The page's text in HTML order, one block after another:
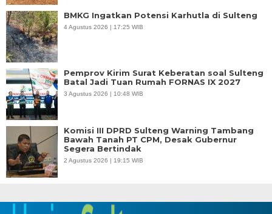
BMKG Ingatkan Potensi Karhutla di Sulteng
4 Agustus 2026 | 17:25 WIB
Pemprov Kirim Surat Keberatan soal Sulteng
Batal Jadi Tuan Rumah FORNAS IX 2027
3 Agustus 2026 | 10:48 WIB
Komisi III DPRD Sulteng Warning Tambang
Bawah Tanah PT CPM, Desak Gubernur
Segera Bertindak
2 Agustus 2026 | 19:15 WIB